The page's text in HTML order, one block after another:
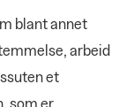
blant annet
arbeid
et